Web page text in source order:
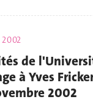
de
à Yves
2002